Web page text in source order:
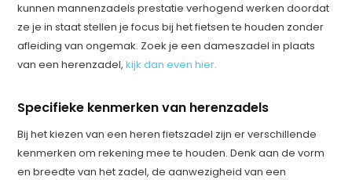
kunnen mannenzadels prestatie verhogend werken doordat
ze je in staat stellen je focus bij het fietsen te houden zonder
afleiding van ongemak. Zoek je een dameszadel in plaats
van een herenzadel,kijk dan even hier.
Specifieke kenmerken van herenzadels
Bij het kiezen van een heren fietszadel zijn er verschillende
kenmerken om rekening mee te houden. Denk aan de vorm
en breedte van het zadel, de aanwezigheid van een